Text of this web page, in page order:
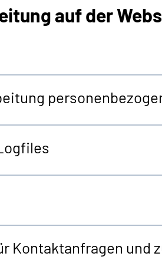
auf der
Kontaktanfragen und